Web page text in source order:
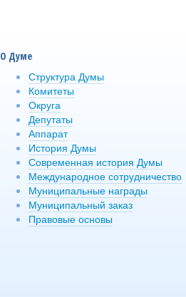
О Думе
Структура Думы
Комитеты
Округа
Депутаты
Аппарат
История Думы
Современная история Думы
Международное сотрудничество
Муниципальные награды
Муниципальный заказ
Правовые основы